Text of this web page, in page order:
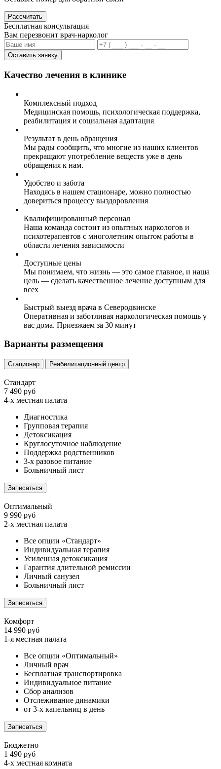
Рассчитать
Бесплатная консультация
Вам перезвонит врач-нарколог
Оставить заявку
Качество лечения в клинике
Комплексный подход
Медицинская помощь, психологическая поддержка,
реабилитация и социальная адаптация
Результат в день обращения
Мы рады сообщить, что многие из наших клиентов
прекращают употребление веществ уже в день
обращения к нам.
Удобство и забота
Находясь в нашем стационаре, можно полностью
довериться процессу выздоровления
Квалифицированный персонал
Наша команда состоит из опытных наркологов и
психотерапевтов с многолетним опытом работы в
области лечения зависимости
Доступные цены
Мы понимаем, что жизнь — это самое главное, и наша
цель — сделать качественное лечение доступным для
всех
Быстрый выезд врача в Северодвинске
Оперативная и заботливая наркологическая помощь у
вас дома. Приезжаем за 30 минут
Варианты размещения
Стационар Реабилитационный центр
Стандарт
7 490 руб
4-х местная палата
Диагностика
Групповая терапия
Детоксикация
Круглосуточное наблюдение
Поддержка родственников
3-х разовое питание
Больничный лист
Записаться
Оптимальный
9 990 руб
2-х местная палата
Все опции «Стандарт»
Индивидуальная терапия
Усиленная детоксикация
Гарантия длительной ремиссии
Личный санузел
Больничный лист
Записаться
Комфорт
14 990 руб
1-я местная палата
Все опции «Оптимальный»
Личный врач
Бесплатная транспортировка
Индивидуальное питание
Сбор анализов
Отслеживание динамики
от 3-х капельниц в день
Записаться
Бюджетно
1 490 руб
4-х местная комната